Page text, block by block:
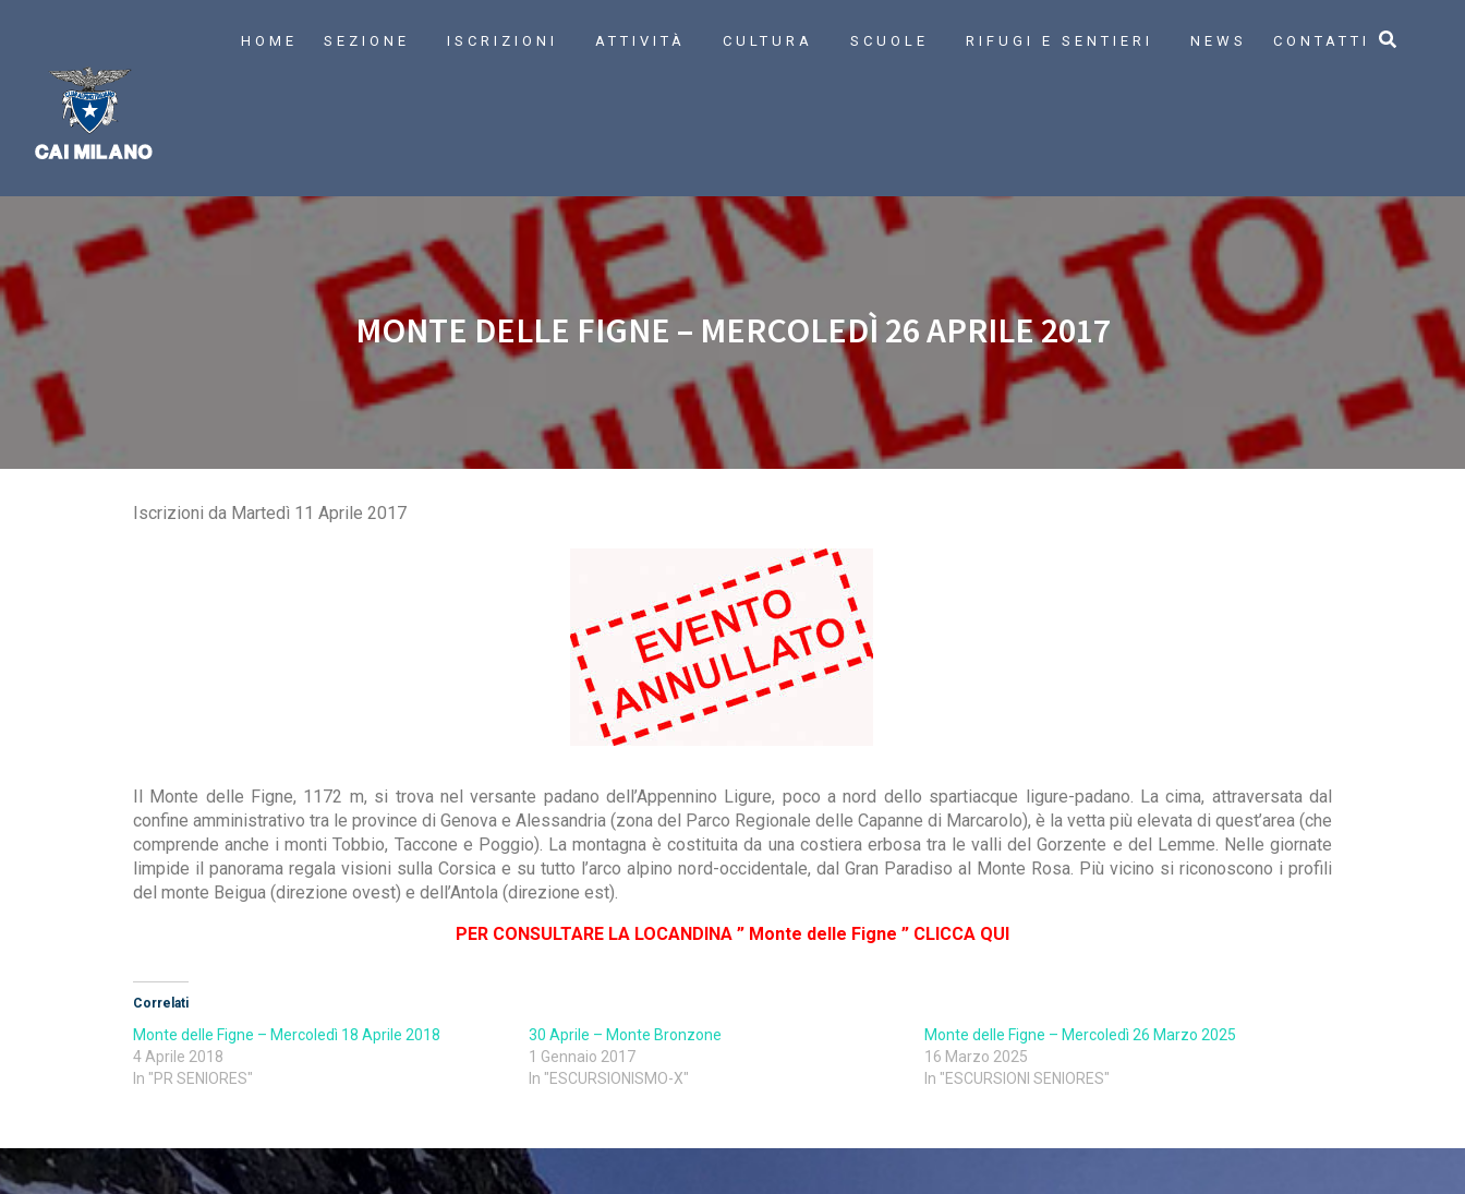
HOME SEZIONE ISCRIZIONI ATTIVITÀ CULTURA SCUOLE RIFUGI E SENTIERI NEWS CONTATTI
MONTE DELLE FIGNE – MERCOLEDÌ 26 APRILE 2017
Iscrizioni da Martedì 11 Aprile 2017
Il Monte delle Figne, 1172 m, si trova nel versante padano dell’Appennino Ligure, poco a nord dello spartiacque ligure-padano. La cima, attraversata dal
confine amministrativo tra le province di Genova e Alessandria (zona del Parco Regionale delle Capanne di Marcarolo), è la vetta più elevata di quest’area (che
comprende anche i monti Tobbio, Taccone e Poggio). La montagna è costituita da una costiera erbosa tra le valli del Gorzente e del Lemme. Nelle giornate
limpide il panorama regala visioni sulla Corsica e su tutto l’arco alpino nord-occidentale, dal Gran Paradiso al Monte Rosa. Più vicino si riconoscono i profili
del monte Beigua (direzione ovest) e dell’Antola (direzione est).
PER CONSULTARE LA LOCANDINA ” Monte delle Figne ” CLICCA QUI
Correlati
Monte delle Figne – Mercoledì 18 Aprile 2018
4 Aprile 2018
In "PR SENIORES"
30 Aprile – Monte Bronzone
1 Gennaio 2017
In "ESCURSIONISMO-X"
Monte delle Figne – Mercoledì 26 Marzo 2025
16 Marzo 2025
In "ESCURSIONI SENIORES"